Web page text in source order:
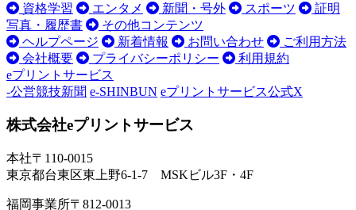
資格学習 エンタメ 新聞・号外 スポーツ
証明
写真・履歴書
その他コンテンツ
ヘルプページ
新着情報 お問い合わせ
ご利用方法
会社概要
プライバシーポリシー
利用規約
eプリントサービス
-公営競技新聞 e-SHINBUN eプリントサービス公式X
株式会社eプリントサービス
本社〒110-0015
東京都台東区東上野6-1-7 MSKビル3F・4F
福岡事業所〒812-0013